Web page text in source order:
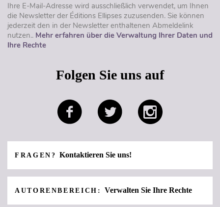
Ihre E-Mail-Adresse wird ausschließlich verwendet, um Ihnen
die Newsletter der Éditions Ellipses zuzusenden. Sie können
jederzeit den in der Newsletter enthaltenen Abmeldelink
nutzen.. Mehr erfahren über die Verwaltung Ihrer Daten und
Ihre Rechte
Folgen Sie uns auf
FRAGEN? Kontaktieren Sie uns!
AUTORENBEREICH: Verwalten Sie Ihre Rechte